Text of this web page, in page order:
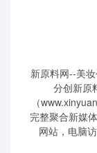
新原料网--美
分创新原
（
完整聚合新媒
网站，电脑